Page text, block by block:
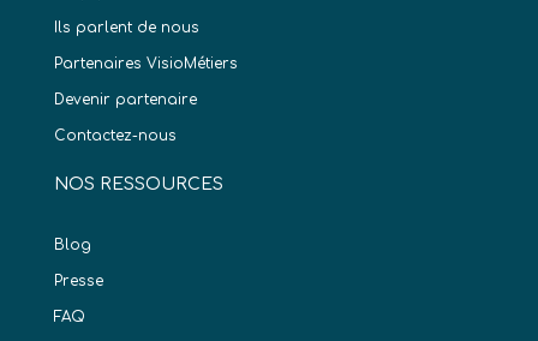
Ils parlent de nous
Partenaires VisioMétiers
Devenir partenaire
Contactez-nous
NOS RESSOURCES
Blog
Presse
FAQ